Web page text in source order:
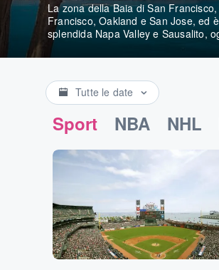
La zona della Baia di San
Francisco, Oakland e San Jose, ed
splendida Napa Valley e Sausalito,
Tutte le date
Sport NBA NHL